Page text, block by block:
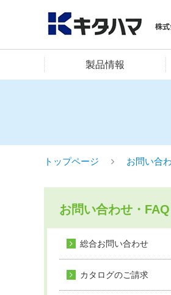
製品情報
トップページ お問い合
お問い合わせ・FAQ
総合お問い合わせ
カタログのご請求